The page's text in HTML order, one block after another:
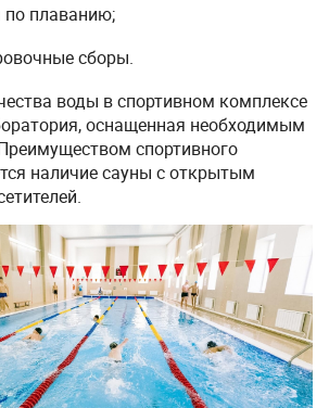
по плаванию;
сборы.
воды в спортивном комплексе
оснащенная необходимым
спортивного
наличие сауны с открытым